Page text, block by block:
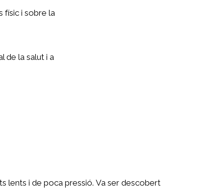
físic i sobre la
de la salut i a
lents i de poca pressió.Va ser descobert